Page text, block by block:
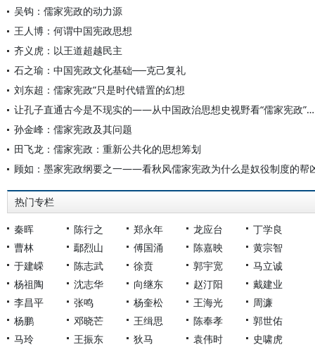
吴钩：儒家宪政的动力源
王人博：何谓中国宪政思想
齐义虎：以王道超越民主
石之瑜：中国宪政文化基础──克己复礼
刘东超：儒家宪政”只是时代错置的幻想
让孔子直通古今是不现实的——从中国政治思想史视野看“儒家宪政”论思潮
孙金峰：儒家宪政及其问题
田飞龙：儒家宪政：重新公共化的思想筹划
顾如：墨家宪政纲要之一——看秋风儒家宪政为什么是奴役制度的帮
热门专栏
秦晖 陈行之 郑永年 龙应台
丁学良
曹林
鄢烈山 傅国涌 陈嘉映
黄宗智
于建嵘
陈志武 徐贲 郭宇宽
马立诚
杨祖陶
沈志华 向继东 赵汀阳
戴建业
李昌平
张鸣 杨奎松 王海光
周濂
杨鹏
邓晓芒 王缉思 陈奉孝
郭世佑
马玲
王振东 狄马 袁伟时 史啸虎